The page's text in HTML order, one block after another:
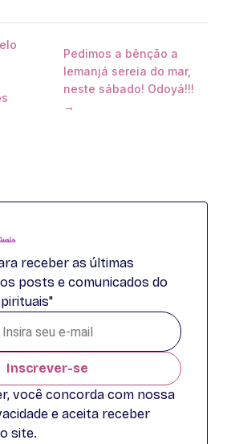
Pedimos a bênção a
Iemanjá sereia do mar,
neste sábado! Odoyá!!!
→
receber as últimas
posts e comunicados do
Inscrever-se
você concorda com nossa
e aceita receber
site.